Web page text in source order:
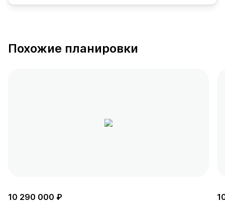
Похожие планировки
10 290 000 ₽